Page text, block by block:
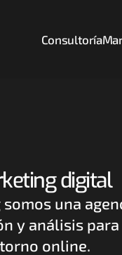
Consultoría
digital
somos una
y análisis
online.